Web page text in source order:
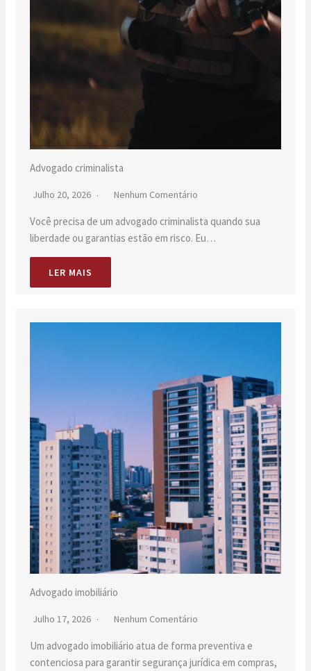
Advogado criminalista
Julho 20, 2026 Nenhum Comentário
Você precisa de um advogado criminalista quando sua
liberdade ou garantias estão em risco. Eu…
LER MAIS
Advogado imobiliário
Julho 17, 2026 Nenhum Comentário
Um advogado imobiliário atua de forma preventiva e
contenciosa para garantir segurança jurídica em compras,